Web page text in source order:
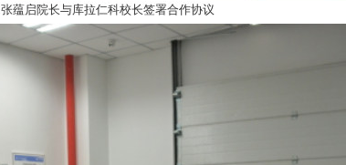
张蕴启院长与库拉仁科校长签署合作协议